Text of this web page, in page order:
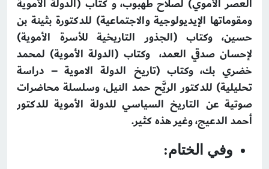
العصر الأموي) لصلاح طهبوب، و كتاب (الدولة الأموية
ومقوماتها الإيديولوجية والاجتماعية) للدكتورة بثينة بن
حسين، وكتاب (الجذور التاريخية للأسرة الأموية)
لإحسان صدقي العمد، وكتاب (الدولة الأموية) لمحمد
خضري بك، وكتاب (تاريخ الدولة الاموية – دراسة
تحليلية) للدكتور الريَّح حمد النيل، وسلسلة محاضرات
صوتية عن التاريخ السياسي للدولة الأموية للدكتور
أحمد الدعيج، وغير هذه كثير.
وفي الختام: